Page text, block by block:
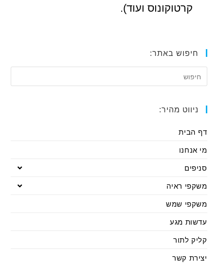
קרטוקונוס ועוד).
חיפוש באתר:
ניווט מהיר:
דף הבית
מי אנחנו
סניפים
משקפי ראיה
משקפי שמש
עדשות מגע
קליק לתור
יצירת קשר